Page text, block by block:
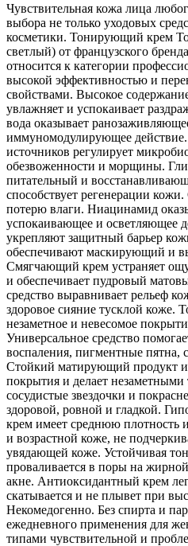
Чувствительная кожа лица
выбора не только уходовых
косметики. Тонирующий крем
светлый) от французского
относится к категории
высокой эффективностью и
свойствами. Высокое
увлажняет и успокаивает
вода оказывает
иммуномодулирующее
источников регулирует
обезвоженности и морщины.
питательный и
способствует регенерации
потерю влаги. Ниацинамид
успокаивающее и осветляющее
укрепляют защитный барьер
обеспечивают маскирующий и
Смягчающий крем устраняет
и обеспечивает пудровый
средство выравнивает рельеф
здоровое сияние тусклой коже.
незаметное и невесомое
Универсальное средство
воспаления, пигментные пятна,
Стойкий матирующий продукт
покрытия и делает
сосудистые звездочки и
здоровой, ровной и гладкой.
крем имеет среднюю плотность
и возрастной коже, не
увядающей коже. Устойчивая
проваливается в поры на
акне. Антиоксидантный крем
скатывается и не плывет при
Некомедогенно. Без спирта и
ежедневного применения для
типами чувствительной и